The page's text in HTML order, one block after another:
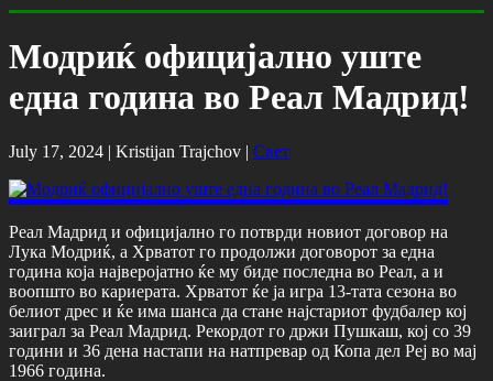
Модриќ официјално уште
една година во Реал Мадрид!
July 17, 2024 | Kristijan Trajchov | Свет
Реал Мадрид и официјално го потврди новиот договор на
Лука Модриќ, а Хрватот го продолжи договорот за една
година која најверојатно ќе му биде последна во Реал, а и
воопшто во кариерата. Хрватот ќе ја игра 13-тата сезона во
белиот дрес и ќе има шанса да стане најстариот фудбалер кој
заиграл за Реал Мадрид. Рекордот го држи Пушкаш, кој со 39
години и 36 дена настапи на натпревар од Копа дел Реј во мај
1966 година.